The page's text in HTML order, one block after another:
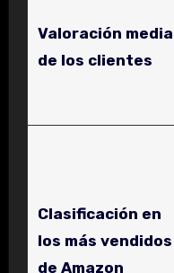
Valoración media
de los clientes
Clasificación en
los más vendidos
de Amazon